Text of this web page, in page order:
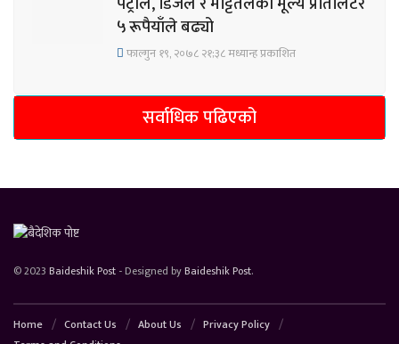
५ रूपैयाँले बढ्यो
फाल्गुन १९, २०७८ २१;३८ मध्यान्ह प्रकाशित
सर्वाधिक पढिएको
© 2023 Baideshik Post - Designed byBaideshik Post.
Home Contact Us About Us
Privacy Policy